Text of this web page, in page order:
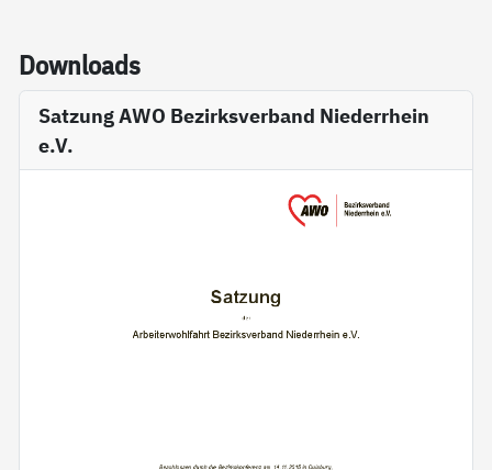
Down­loads
Satzung AWO Bezirksverband Niederrhein
e.V.